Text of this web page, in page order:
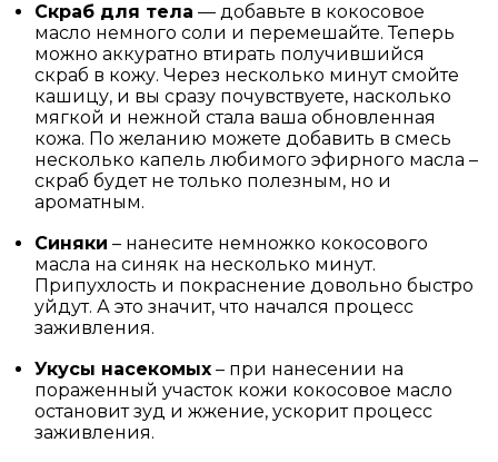
Скраб для тела — добавьте в кокосовое
масло немного соли и перемешайте. Теперь
можно аккуратно втирать получившийся
скраб в кожу. Через несколько минут смойте
кашицу, и вы сразу почувствуете, насколько
мягкой и нежной стала ваша обновленная
кожа. По желанию можете добавить в смесь
несколько капель любимого эфирного масла –
скраб будет не только полезным, но и
ароматным.
Синяки – нанесите немножко кокосового
масла на синяк на несколько минут.
Припухлость и покраснение довольно быстро
уйдут. А это значит, что начался процесс
заживления.
Укусы насекомых – при нанесении на
пораженный участок кожи кокосовое масло
остановит зуд и жжение, ускорит процесс
заживления.